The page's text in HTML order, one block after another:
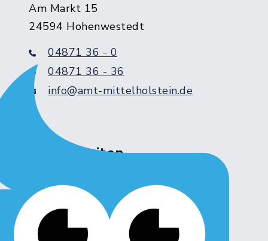
Am Markt 15
24594 Hohenwestedt
04871 36 - 0
04871 36 - 36
info@amt-mittelholstein.de
Servicezeiten
Montag, Dienstag, Freitag:
8:00 - 12:00 Uhr
Donnerstag: